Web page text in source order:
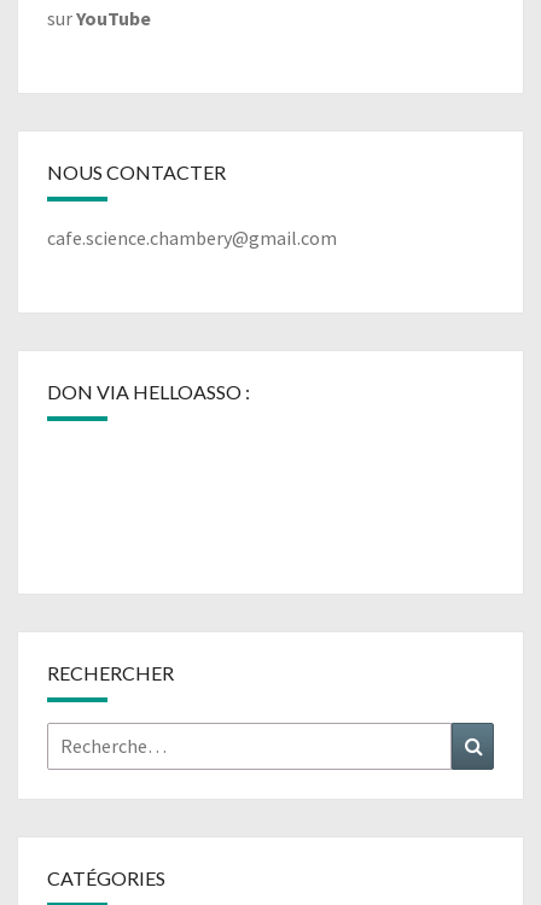
surYouTube
NOUS CONTACTER
cafe.science.chambery@gmail.com
DON VIA HELLOASSO :
RECHERCHER
Rechercher :
CATÉGORIES